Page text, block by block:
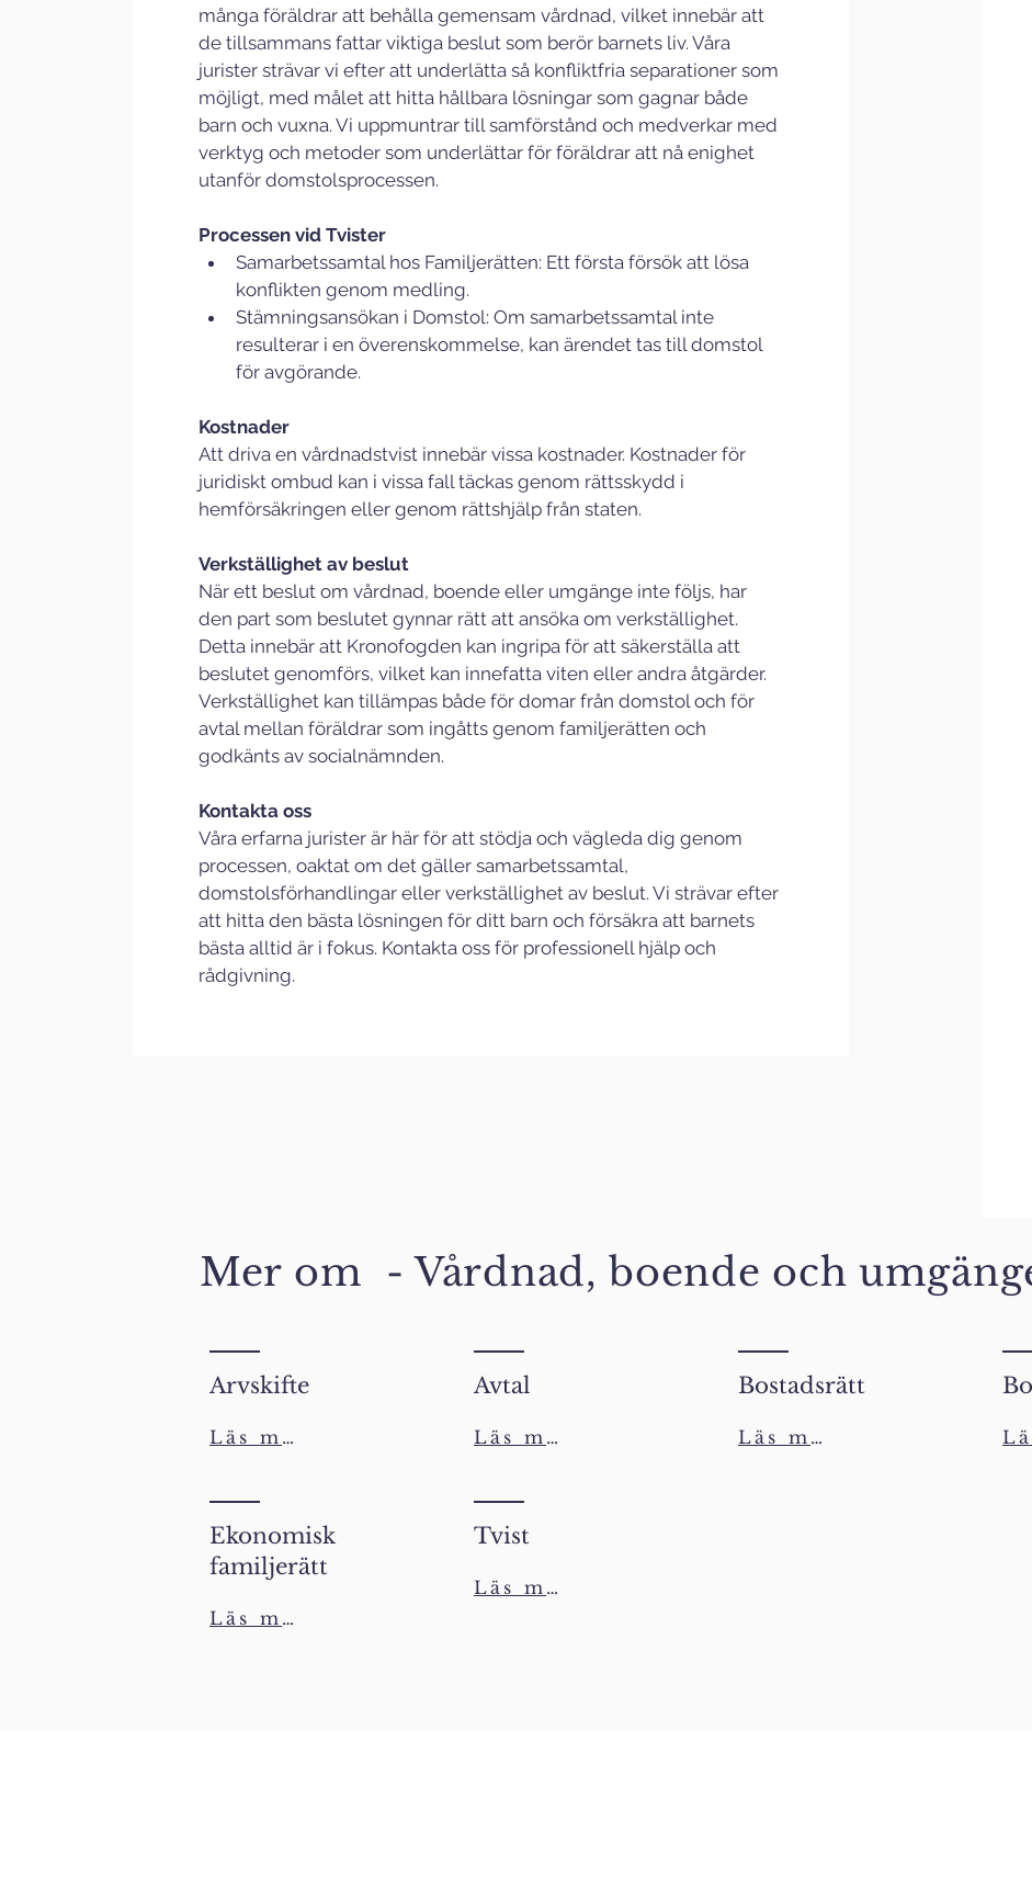
många föräldrar att behålla gemensam vårdnad, vilket innebär att
de tillsammans fattar viktiga beslut som berör barnets liv. Våra
jurister strävar vi efter att underlätta så konfliktfria separationer som
möjligt, med målet att hitta hållbara lösningar som gagnar både
barn och vuxna. Vi uppmuntrar till samförstånd och medverkar med
verktyg och metoder som underlättar för föräldrar att nå enighet
utanför domstolsprocessen.
Processen vid Tvister
Samarbetssamtal hos Familjerätten: Ett första försök att lösa
konflikten genom medling.
Stämningsansökan i Domstol: Om samarbetssamtal inte
resulterar i en överenskommelse, kan ärendet tas till domstol
för avgörande.
Kostnader
Att driva en vårdnadstvist innebär vissa kostnader. Kostnader för
juridiskt ombud kan i vissa fall täckas genom rättsskydd i
hemförsäkringen eller genom rättshjälp från staten.
Verkställighet av beslut
När ett beslut om vårdnad, boende eller umgänge inte följs, har
den part som beslutet gynnar rätt att ansöka om verkställighet.
Detta innebär att Kronofogden kan ingripa för att säkerställa att
beslutet genomförs, vilket kan innefatta viten eller andra åtgärder.
Verkställighet kan tillämpas både för domar från domstol och för
avtal mellan föräldrar som ingåtts genom familjerätten och
godkänts av socialnämnden.
Kontakta oss
Våra erfarna jurister är här för att stödja och vägleda dig genom
processen, oaktat om det gäller samarbetssamtal,
domstolsförhandlingar eller verkställighet av beslut. Vi strävar efter
att hitta den bästa lösningen för ditt barn och försäkra att barnets
bästa alltid är i fokus. Kontakta oss för professionell hjälp och
rådgivning.
Mer om - Vårdnad, boende och
Arvskifte
Läs mer
Ekonomisk
familjerätt
Läs mer
Avtal
Läs mer
Tvist
Läs mer
Bostadsrätt
Läs mer